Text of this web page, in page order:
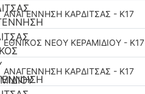
ΑΝΑΓΕΝΝΗΣΗ ΚΑΡΔΙΤΣΑΣ - Κ17
ΕΘΝΙΚΟΣ ΝΕΟΥ ΚΕΡΑΜΙΔΙΟΥ - K17
ΑΝΑΓΕΝΝΗΣΗ ΚΑΡΔΙΤΣΑΣ - Κ17